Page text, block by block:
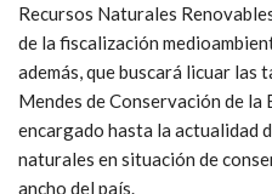
Recursos Naturales
de la fiscalización
además, que buscará licuar
Mendes de Conservación de la
encargado hasta la actualidad
naturales en situación de
ancho del país.